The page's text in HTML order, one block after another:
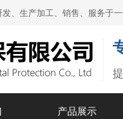
、生产加工、销售、服务于
产品展示